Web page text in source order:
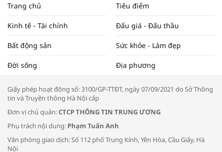
ĐẬP THỊ TRƯỜNG #62
Tọa đàm “Xúc tiến thương mại: Khơi
thông đầu ra cho sản phẩm OCOP”
Bác sĩ tư vấn cách phòng tránh bệnh
đường hô hấp trong thời tiết giao mùa
Trang chủ Tiêu điểm
Kinh tế - Tài chính Đấu giá - Đấu thầu
Bất động sản Sức khỏe - Làm đẹp
Đời sống Địa phương
Giấy phép hoạt động số: 3100/GP-TTĐT, ngày 07/09/2021 do Sở Thông
tin và Truyền thông Hà Nội cấp
Đơn vị chủ quản:CTCP THÔNG TIN TRUNG ƯƠNG
Phụ trách nội dung: Phạm Tuấn Anh
Văn phòng giao dịch: Số 112 phố Trung Kính, Yên Hòa, Cầu Giấy, Hà
Nội